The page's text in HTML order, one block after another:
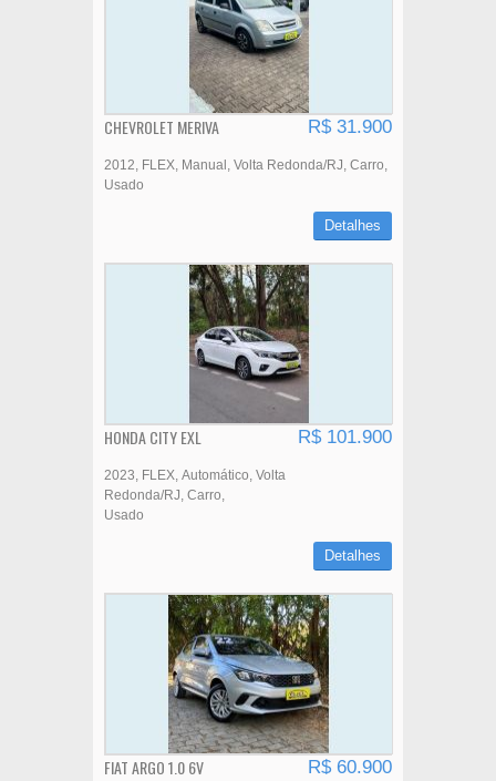
CHEVROLET MERIVA R$ 31.900
2012 FLEX Manual Volta Redonda/RJ Carro
Usado
Detalhes
HONDA CITY EXL R$ 101.900
2023 FLEX Automático Volta
Redonda/RJ Carro
Usado
Detalhes
FIAT ARGO 1.0 6V R$ 60.900